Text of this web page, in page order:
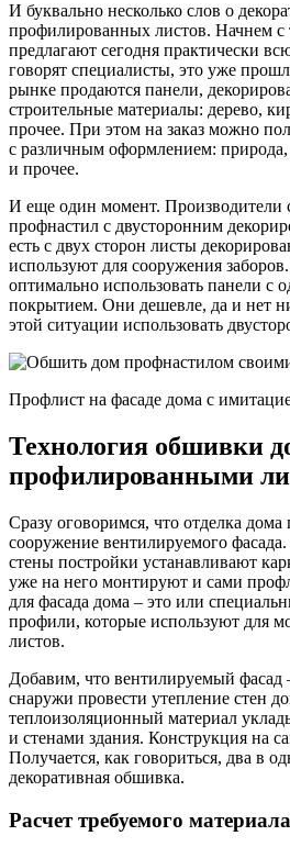
И буквально несколько слов о
профилированных листов. Начнем с
предлагают сегодня практически
говорят специалисты, это уже
рынке продаются панели,
строительные материалы: дерево,
прочее. При этом на заказ можно
с различным оформлением:
и прочее.
И еще один момент. Производители
профнастил с двусторонним
есть с двух сторон листы
используют для сооружения
оптимально использовать панели с
покрытием. Они дешевле, да и нет
этой ситуации использовать
Профлист на фасаде дома с
Технология обшивки
профилированными
Сразу оговоримся, что отделка
сооружение вентилируемого
стены постройки устанавливают
уже на него монтируют и сами
для фасада дома – это или
профили, которые используют для
листов.
Добавим, что вентилируемый фасад
снаружи провести утепление стен
теплоизоляционный материал
и стенами здания. Конструкция на
Получается, как говориться, два в
декоративная обшивка.
Расчет требуемого материала